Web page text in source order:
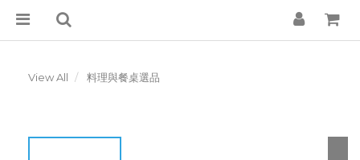
View All 料理與餐桌選品